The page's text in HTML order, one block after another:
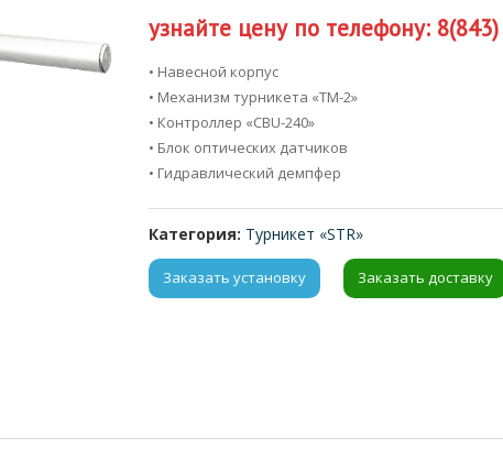
узнайте цену по телефону:
• Навесной корпус
• Механизм турникета «ТМ-2»
• Контроллер «CBU-240»
• Блок оптических датчиков
• Гидравлический демпфер
Категория: Турникет «STR»
Заказать установку Заказать доставку